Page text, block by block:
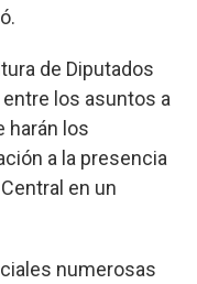
de Diputados
los asuntos a
harán los
a la presencia
en un
numerosas